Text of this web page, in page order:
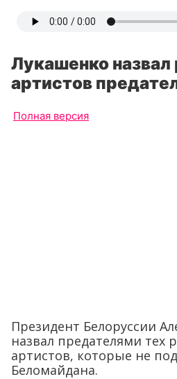
Лукашенко назвал
артистов
Полная версия
Президент Белоруссии
назвал предателями тех
артистов, которые не
Беломайдана.